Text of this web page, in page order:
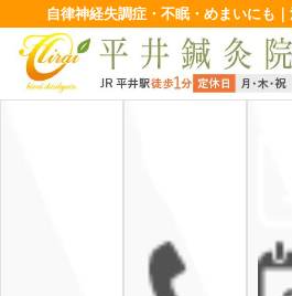
自律神経失調症・不眠・めまいにも